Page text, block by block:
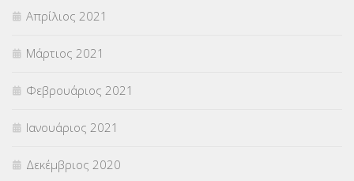
Απρίλιος 2021
Μάρτιος 2021
Φεβρουάριος 2021
Ιανουάριος 2021
Δεκέμβριος 2020